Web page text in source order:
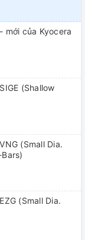
mới của Kyocera
(Shallow
(Small Dia.
(Small Dia.